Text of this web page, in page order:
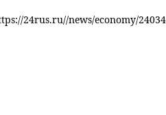
24rus.ru//news/economy/